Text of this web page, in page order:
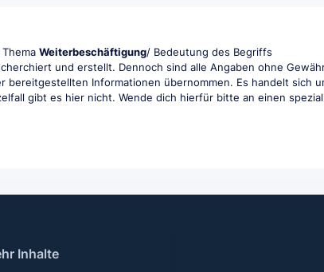
ThemaWeiterbeschäftigung/ Bedeutung des Begriffs
und erstellt. Dennoch sind alle Angaben ohne
Informationen übernommen. Es handelt sich
gibt es hier nicht. Wende dich hierfür bitte an einen
Inhalte